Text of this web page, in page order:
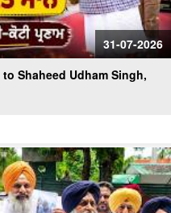
31-07-2026
Shaheed Udham Singh,